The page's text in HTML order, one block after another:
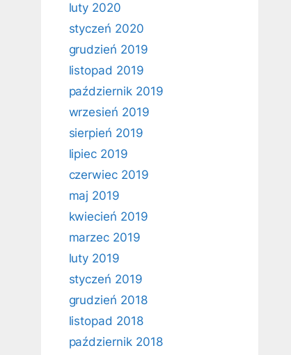
luty 2020
styczeń 2020
grudzień 2019
listopad 2019
październik 2019
wrzesień 2019
sierpień 2019
lipiec 2019
czerwiec 2019
maj 2019
kwiecień 2019
marzec 2019
luty 2019
styczeń 2019
grudzień 2018
listopad 2018
październik 2018